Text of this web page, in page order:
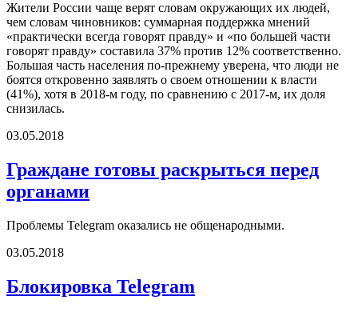
Жители России чаще верят словам окружающих их людей,
чем словам чиновников: суммарная поддержка мнений
«практически всегда говорят правду» и «по большей части
говорят правду» составила 37% против 12% соответственно.
Большая часть населения по-прежнему уверена, что люди не
боятся откровенно заявлять о своем отношении к власти
(41%), хотя в 2018-м году, по сравнению с 2017-м, их доля
снизилась.
03.05.2018
Граждане готовы раскрыться перед
органами
Проблемы Telegram оказались не общенародными.
03.05.2018
Блокировка Telegram